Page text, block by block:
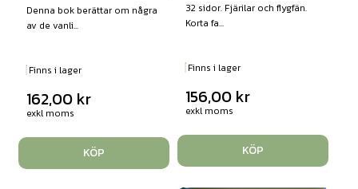
Denna bok berättar om några
av de vanli...
Finns i lager
162,00 kr
exkl moms
KÖP
32 sidor. Fjärilar och flygfän.
Korta fa...
Finns i lager
156,00 kr
exkl moms
KÖP